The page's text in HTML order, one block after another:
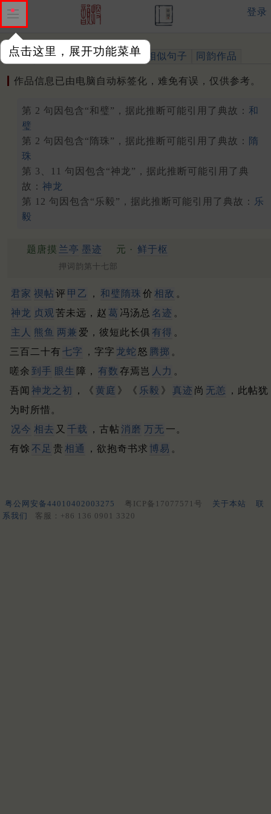
点击这里，展开功能菜单
登录
作品 标注四声 出处、引用 相似句子 同韵作品
作品信息已由电脑自动标签化，难免有误，仅供参考。
第 2 句因包含“和璧”，据此推断可能引用了典故： 和
璧
第 2 句因包含“隋珠”，据此推断可能引用了典故： 隋
珠
第 3、11 句因包含“神龙”，据此推断可能引用了典
故： 神龙
第 12 句因包含“乐毅”，据此推断可能引用了典故： 乐
毅
题唐摸 兰亭 墨迹 元 · 鲜于枢
押词韵第十七部
君家 禊帖 评 甲乙 ， 和 璧隋珠 价 相敌 。
神龙 贞观 苦未远，赵 葛 冯汤总 名迹 。
主人 熊鱼 两兼 爱，彼短此长俱 有得 。
三百二十有 七字 ，字字 龙蛇 怒 腾掷 。
嗟余 到手 眼生 障， 有数 存焉岂 人力 。
吾闻 神龙之初 ，《 黄庭 》《 乐毅 》 真迹 尚 无恙
，此帖犹
为时所惜。
况今 相去 又 千载 ，古帖 消磨 万无 一。
有馀 不足 贵 相通 ，欲抱奇书求 博易 。
粤公网安备44010402003275 粤ICP备17077571号 关于本站
联
系我们
客服：+86 136 0901 3320